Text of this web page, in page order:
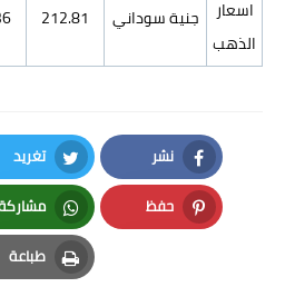
جنية سوداني 212.81
نشر
Facebook
تغريد
Twitter
حفظ
Pinterest
طباعة
Print